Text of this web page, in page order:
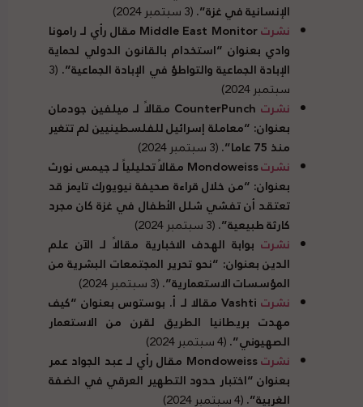
الإنسانية في غزة”.(3 سبتمبر 2024)
نشرتMiddle East Monitor مقال رأي لـ رامونا
وادي بعنوان “استخدام بالقانون الدولي لحماية
الإبادة الجماعية والتواطؤ في الإبادة الجماعية”. (3
سبتمبر 2024)
نشرت CounterPunch مقالاً لـ ميلفين جودمان
بعنوان: “معاملة إسرائيل للفلسطينيين لم تتغير
منذ 75 عاما”.
(3 سبتمبر 2024)
نشرتMondoweiss مقالاً تحليلياً لـ جيمس نورث
بعنوان: “من خلال قراءة صحيفة نيويورك تايمز قد
تعتقد أن تفشي شلل الأطفال في غزة كان مجرد
كارثة طبيعية”.(3 سبتمبر 2024)
نشرت بوابة الهدف الاخبارية مقالاً لـ الآن علم
الدين بعنوان: “نحو تحرير المجتمعات البشرية من
المؤسسات الاستعمارية”.(3 سبتمبر 2024)
نشرت Vashti مقالا لـ أ. بوستوس بعنوان “كيف
مهدت بريطانيا الطريق لقرن من الاستعمار
الصهيوني”.(4 سبتمبر 2024)
نشرتMondoweiss مقال رأي لـ عبد الجواد عمر
بعنوان “اختبار حدود التطهير العرقي في الضفة
الغربية”.(4 سبتمبر 2024)